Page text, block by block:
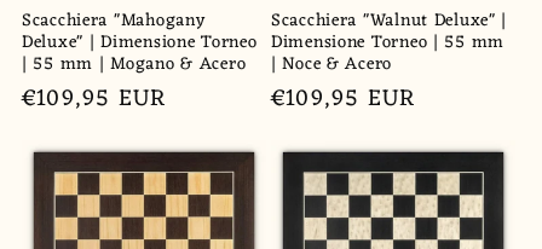
Scacchiera "Mahogany
Deluxe" | Dimensione Torneo
| 55 mm | Mogano & Acero
Prezzo
listino
€109,95 EUR
Scacchiera "Walnut Deluxe" |
Dimensione Torneo | 55 mm
| Noce & Acero
Prezzo
listino
€109,95 EUR